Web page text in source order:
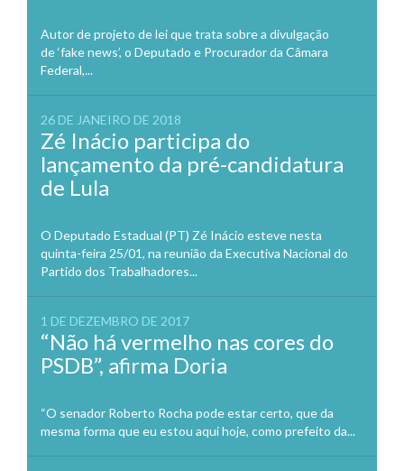
Autor de projeto de lei que trata sobre a divulgação
de ‘fake news’, o Deputado e Procurador da Câmara
Federal,...
26 DE JANEIRO DE 2018
Zé Inácio participa do
lançamento da pré-candidatura
de Lula
O Deputado Estadual (PT) Zé Inácio esteve nesta
quinta-feira 25/01, na reunião da Executiva Nacional do
Partido dos Trabalhadores...
1 DE DEZEMBRO DE 2017
“Não há vermelho nas cores do
PSDB”, afirma Doria
“O senador Roberto Rocha pode estar certo, que da
mesma forma que eu estou aqui hoje, como prefeito da...